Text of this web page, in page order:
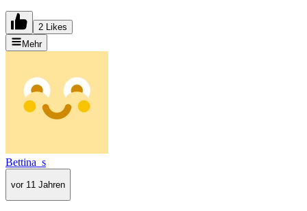
2 Likes
Mehr
Bettina_s
vor 11 Jahren